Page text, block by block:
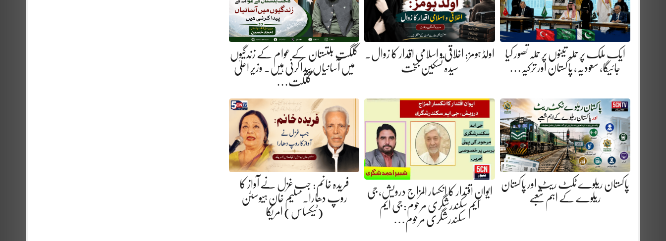
ایک ملک پر حملہ تینوں پر حملہ تصور کیا
جائیگا، سعودیہ، پاکستان اور ترکیہ…
اولڈ ہومز: اخلاقی و اسلامی اقدار کا زوال.
سیدہ تسکین بخت
گلگت بلتستان کے عوام کے زندگیوں
میں آسانیاں پیدا کرنی ہیں. وزیر اعلیٰ
گلگت…
پاکستان ریلوے ٹکٹ ریٹ اور پاکستان
ریلوے کے اہم شعبے
ایوانِ اقتدار کا انکسار المزاج درویش، جی
ایم سکندرشگری مرحوم: جی ایم
سکندرشگری مرحوم…
فریدہ خانم: جب غزل نے آواز کا
روپ دھارا. سلیم خان ہیوسٹن
(ٹیکساس) امریکا